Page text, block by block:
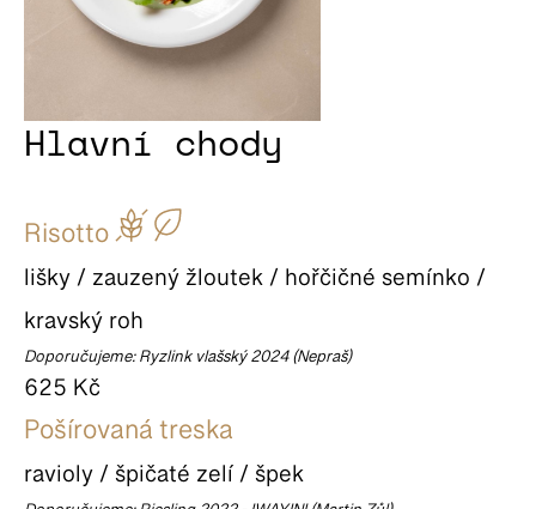
Hlavní chody
Risotto
lišky / zauzený žloutek / hořčičné semínko /
kravský roh
Doporučujeme: Ryzlink vlašský 2024 (Nepraš)
625 Kč
Pošírovaná treska
ravioly / špičaté zelí / špek